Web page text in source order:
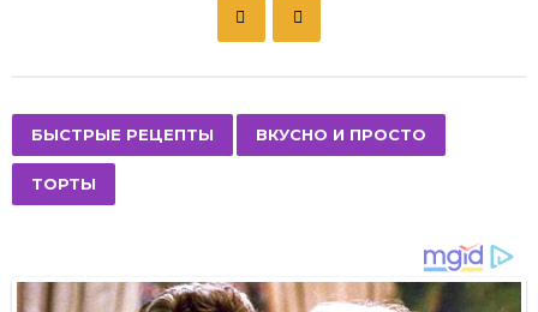
a
g
a
БЫСТРЫЕ РЕЦЕПТЫ ВКУСНО И ПРОСТО
ТОРТЫ